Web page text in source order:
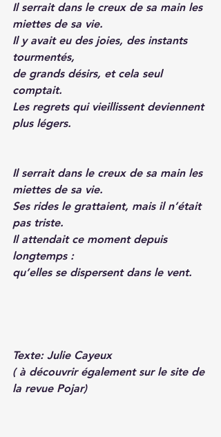
Il serrait dans le creux de sa main les
miettes de sa vie.
Il y avait eu des joies, des instants
tourmentés,
de grands désirs, et cela seul
comptait.
Les regrets qui vieillissent deviennent
plus légers.
Il serrait dans le creux de sa main les
miettes de sa vie.
Ses rides le grattaient, mais il n’était
pas triste.
Il attendait ce moment depuis
longtemps :
qu’elles se dispersent dans le vent.
Texte: Julie Cayeux
( à découvrir également sur le site de
la revue Pojar)